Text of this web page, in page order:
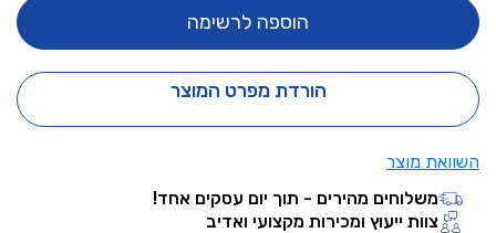
הוספה לרשימה
הורדת מפרט המוצר
השוואת מוצר
משלוחים מהירים - תוך יום עסקים אחד!
צוות ייעוץ ומכירות מקצועי ואדיב